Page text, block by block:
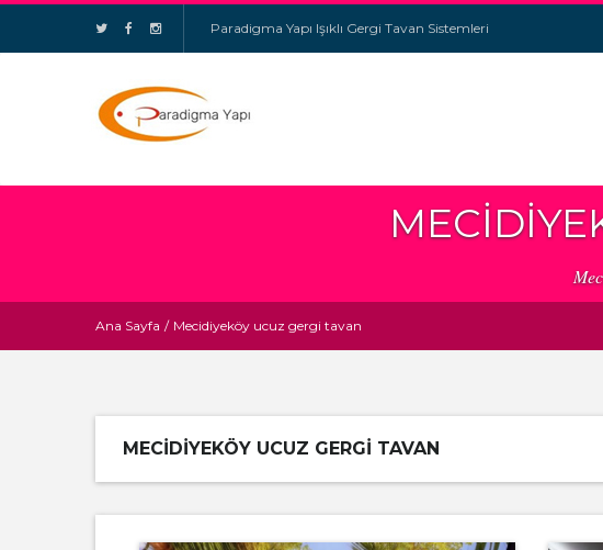
Paradigma Yapı Işıklı Gergi Tavan Sistemleri
Ana Sayfa / Mecidiyeköy ucuz gergi tavan
MECIDIYEKÖY UCUZ GERGI TAVAN